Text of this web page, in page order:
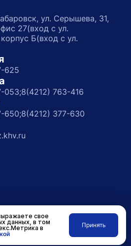
ул. Серышева, 31,
27(вход с ул.
Б(вход с ул.
625
053;8(4212) 763-416
650;8(4212) 377-630
Разработано вRASA
свое
данных, в том
в
Принять